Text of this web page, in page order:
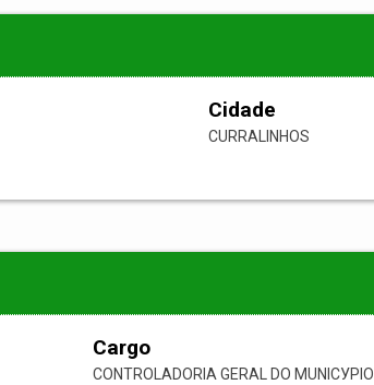
Cidade
CURRALINHOS
Cargo
CONTROLADORIA GERAL DO MUNICУPIO